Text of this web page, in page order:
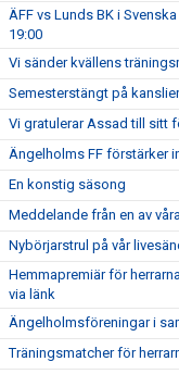
ÄFF vs Lunds BK i
19:00
Vi sänder kvällens
Semesterstängt på
Vi gratulerar Assad till sitt
Ängelholms FF förstärker
En konstig säsong
Meddelande från en av
Nybörjarstrul på vår
Hemmapremiär för
via länk
Ängelholmsföreningar i
Träningsmatcher för